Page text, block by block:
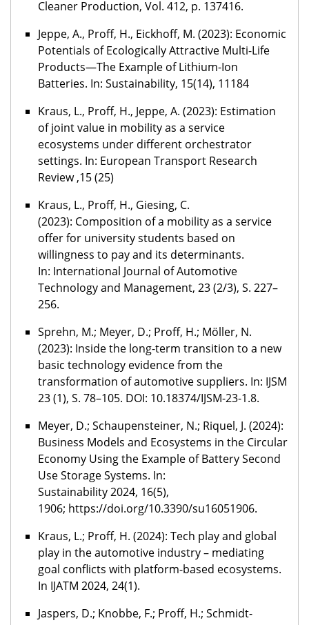
Cleaner Production, Vol. 412, p. 137416.
Jeppe, A., Proff, H., Eickhoff, M. (2023): Economic
Potentials of Ecologically Attractive Multi-Life
Products—The Example of Lithium-Ion
Batteries. In: Sustainability, 15(14), 11184
Kraus, L., Proff, H., Jeppe, A. (2023): Estimation
of joint value in mobility as a service
ecosystems under different orchestrator
settings. In: European Transport Research
Review ,15 (25)
Kraus, L., Proff, H., Giesing, C.
(2023): Composition of a mobility as a service
offer for university students based on
willingness to pay and its determinants.
In: International Journal of Automotive
Technology and Management, 23 (2/3), S. 227–
256.
Sprehn, M.; Meyer, D.; Proff, H.; Möller, N.
(2023): Inside the long-term transition to a new
basic technology evidence from the
transformation of automotive suppliers. In: IJSM
23 (1), S. 78–105. DOI: 10.18374/IJSM-23-1.8.
Meyer, D.; Schaupensteiner, N.; Riquel, J. (2024):
Business Models and Ecosystems in the Circular
Economy Using the Example of Battery Second
Use Storage Systems. In:
Sustainability 2024, 16(5),
1906; https://doi.org/10.3390/su16051906.
Kraus, L.; Proff, H. (2024): Tech play and global
play in the automotive industry – mediating
goal conflicts with platform-based ecosystems.
In IJATM 2024, 24(1).
Jaspers, D.; Knobbe, F.; Proff, H.; Schmidt-